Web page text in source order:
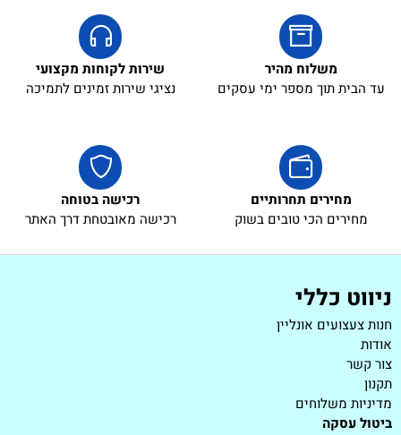
משלוח מהיר
עד הבית תוך מספר ימי עסקים
שירות לקוחות מקצועי
נציגי שירות זמינים לתמיכה
מחירים תחרותיים
מחירים הכי טובים בשוק
רכישה בטוחה
רכישה מאובטחת דרך האתר
ניווט כללי
חנות צעצועים אונליין
אודות
צור קשר
תקנון
מדיניות משלוחים
ביטול עסקה